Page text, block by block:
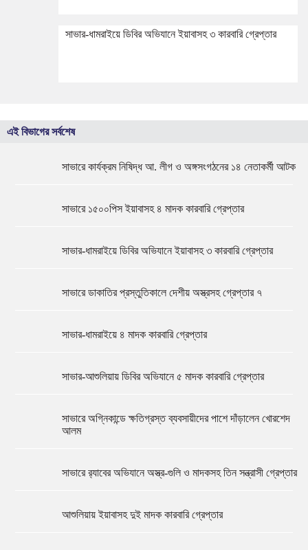
সাভার-ধামরাইয়ে ডিবির অভিযানে ইয়াবাসহ ৩ কারবারি গ্রেপ্তার
এই বিভাগের সর্বশেষ
সাভারে কার্যক্রম নিষিদ্ধ আ. লীগ ও অঙ্গসংগঠনের ১৪ নেতাকর্মী আটক
সাভারে ১৫০০পিস ইয়াবাসহ ৪ মাদক কারবারি গ্রেপ্তার
সাভার-ধামরাইয়ে ডিবির অভিযানে ইয়াবাসহ ৩ কারবারি গ্রেপ্তার
সাভারে ডাকাতির প্রস্তুতিকালে দেশীয় অস্ত্রসহ গ্রেপ্তার ৭
সাভার-ধামরাইয়ে ৪ মাদক কারবারি গ্রেপ্তার
সাভার-আশুলিয়ায় ডিবির অভিযানে ৫ মাদক কারবারি গ্রেপ্তার
সাভারে অগ্নিকান্ডে ক্ষতিগ্রস্ত ব্যবসায়ীদের পাশে দাঁড়ালেন খোরশেদ
আলম
সাভারে র‍্যাবের অভিযানে অস্ত্র-গুলি ও মাদকসহ তিন সন্ত্রাসী গ্রেপ্তার
আশুলিয়ায় ইয়াবাসহ দুই মাদক কারবারি গ্রেপ্তার